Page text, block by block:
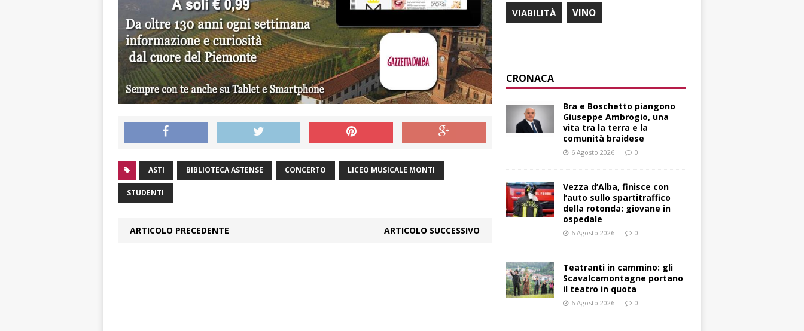
ASTI BIBLIOTECA ASTENSE CONCERTO LICEO MUSICALE MONTI
STUDENTI
ARTICOLO PRECEDENTE ARTICOLO SUCCESSIVO
VIABILITÀ VINO
CRONACA
Bra e Boschetto piangono
Giuseppe Ambrogio, una
vita tra la terra e la
comunità braidese
6 Agosto 2026 0
Vezza d’Alba, finisce con
l’auto sullo spartitraffico
della rotonda: giovane in
ospedale
6 Agosto 2026 0
Teatranti in cammino: gli
Scavalcamontagne portano
il teatro in quota
6 Agosto 2026 0